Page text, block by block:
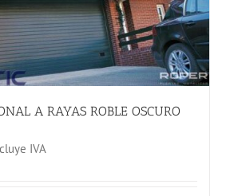
elegir
en
la
página
de
productoA RAYAS ROBLE OSCURO
IVA